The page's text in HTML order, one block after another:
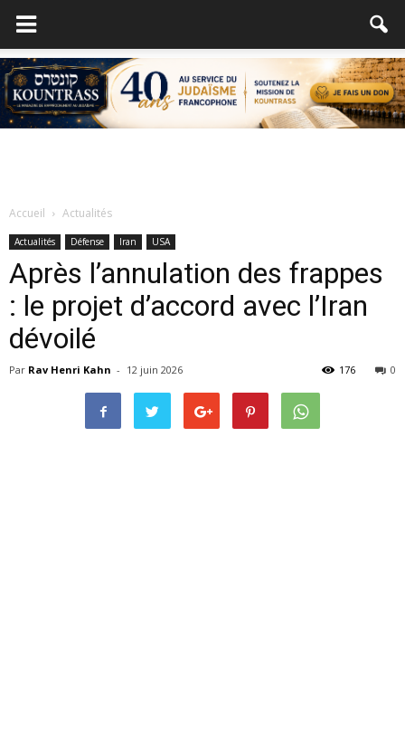
Accueil Actualités
Actualités Défense Iran USA
Après l’annulation des frappes
: le projet d’accord avec l’Iran
dévoilé
Par Rav Henri Kahn - 12 juin 2026 0
176